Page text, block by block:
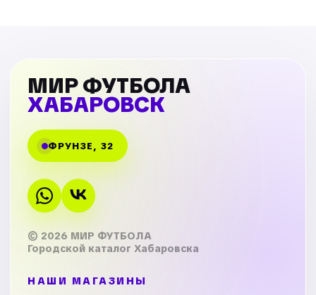
МИР ФУТБОЛА
ХАБАРОВСК
ФРУНЗЕ, 32
© 2026 МИР ФУТБОЛА
Городской каталог Хабаровска
НАШИ МАГАЗИНЫ